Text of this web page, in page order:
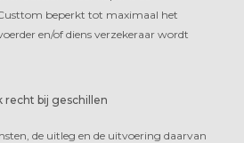
beperkt tot maximaal het
en/of diens verzekeraar wordt
recht bij geschillen
de uitleg en de uitvoering daarvan